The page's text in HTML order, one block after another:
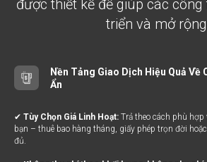
được thiết kế để giúp các
triển và mở
Nền Tảng Giao Dịch Hiệu Quả Về
Ẩn
✔ Tùy Chọn Giá Linh Hoạt: Trả theo cách phù
bạn – thuê bao hàng tháng, giấy phép trọn đời
đủ.